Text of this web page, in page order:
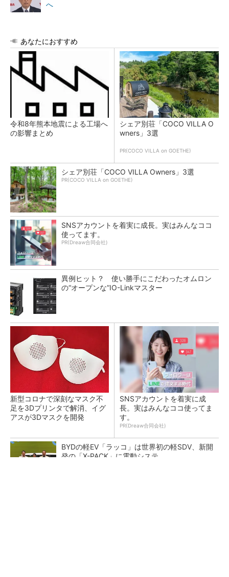
へ
あなたにおすすめ
令和8年熊本地震による工場へ
の影響まとめ
シェア別荘「COCO VILLA O
wners」3選
PR(COCO VILLA on GOETHE)
シェア別荘「COCO VILLA Owners」3選
PR(COCO VILLA on GOETHE)
SNSアカウントを着実に成長。実はみんなココ
使ってます。
PR(Dreaw合同会社)
異例ヒット？ 使い勝手にこだわったオムロン
の“オープンな”IO-Linkマスター
新型コロナで深刻なマスク不
足を3Dプリンタで解消、イグ
アスが3Dマスクを開発
SNSアカウントを着実に成
長。実はみんなココ使ってま
す。
PR(Dreaw合同会社)
BYDの軽EV「ラッコ」は世界初の軽SDV、新開
発の「X-PACK」に電動システ...